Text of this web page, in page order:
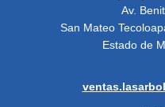
Av.
San Mateo
Estado de